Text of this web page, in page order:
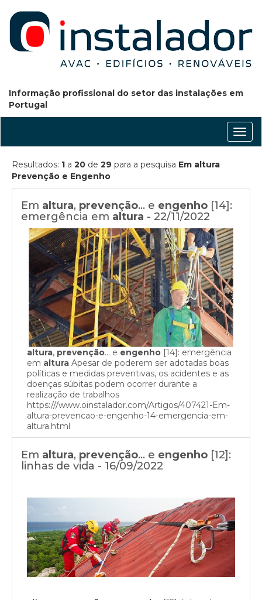
Informação profissional do setor das instalações em
Portugal
Resultados: 1 a 20 de 29 para a pesquisa Em altura
Prevenção e Engenho
Em altura, prevenção… e engenho [14]:
emergência em altura - 22/11/2022
altura, prevenção… e engenho [14]: emergência
em altura Apesar de poderem ser adotadas boas
políticas e medidas preventivas, os acidentes e as
doenças súbitas podem ocorrer durante a
realização de trabalhos
https:///www.oinstalador.com/Artigos/407421-Em-
altura-prevencao-e-engenho-14-emergencia-em-
altura.html
Em altura, prevenção… e engenho [12]:
linhas de vida - 16/09/2022